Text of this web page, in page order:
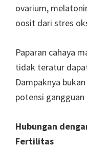
ovarium,
oosit dari stres
Paparan cahaya
tidak teratur
Dampaknya
potensi
Hubungan
Fertilitas